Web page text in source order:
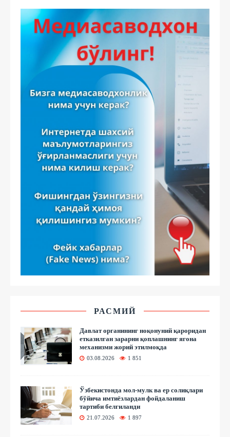
РАСМИЙ
Давлат органининг ноқонуний қароридан
етказилган зарарни қоплашнинг ягона
механизми жорий этилмоқда
03.08.2026 1 851
Ўзбекистонда мол-мулк ва ер солиқлари
бўйича имтиёзлардан фойдаланиш
тартиби белгиланди
21.07.2026 1 897